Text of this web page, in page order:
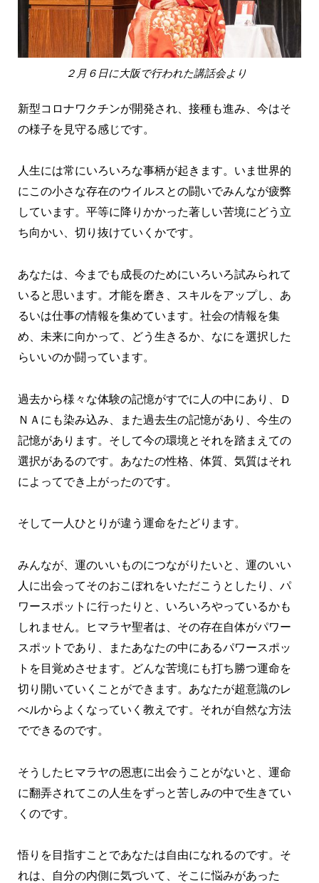
２月６日に大阪で行われた講話会より
新型コロナワクチンが開発され、接種も進み、今はそ
の様子を見守る感じです。
人生には常にいろいろな事柄が起きます。いま世界的
にこの小さな存在のウイルスとの闘いでみんなが疲弊
しています。平等に降りかかった著しい苦境にどう立
ち向かい、切り抜けていくかです。
あなたは、今までも成長のためにいろいろ試みられて
いると思います。才能を磨き、スキルをアップし、あ
るいは仕事の情報を集めています。社会の情報を集
め、未来に向かって、どう生きるか、なにを選択した
らいいのか闘っています。
過去から様々な体験の記憶がすでに人の中にあり、Ｄ
ＮＡにも染み込み、また過去生の記憶があり、今生の
記憶があります。そして今の環境とそれを踏まえての
選択があるのです。あなたの性格、体質、気質はそれ
によってでき上がったのです。
そして一人ひとりが違う運命をたどります。
みんなが、運のいいものにつながりたいと、運のいい
人に出会ってそのおこぼれをいただこうとしたり、パ
ワースポットに行ったりと、いろいろやっているかも
しれません。ヒマラヤ聖者は、その存在自体がパワー
スポットであり、またあなたの中にあるパワースポッ
トを目覚めさせます。どんな苦境にも打ち勝つ運命を
切り開いていくことができます。あなたが超意識のレ
べルからよくなっていく教えです。それが自然な方法
でできるのです。
そうしたヒマラヤの恩恵に出会うことがないと、運命
に翻弄されてこの人生をずっと苦しみの中で生きてい
くのです。
悟りを目指すことであなたは自由になれるのです。そ
れは、自分の内側に気づいて、そこに悩みがあった